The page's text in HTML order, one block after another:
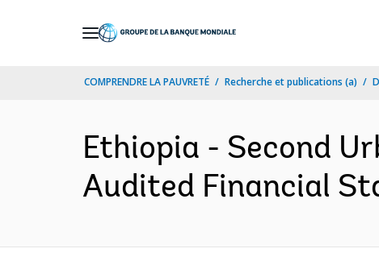
COMPRENDRE LA PAUVRETÉ Recherche et publications (a)
Ethiopia - Second
Audited Financial